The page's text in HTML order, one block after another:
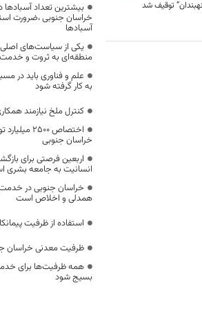
بیشترین تعداد
خراسان جنوبی ،ضرورت
آسبادها
یکی از سیاست‌های
منطقه‌ای به ثروت و
علم و فناوری باید در
به کار گرفته شود
کنترل ملخ نیازمند
اختصاص
خراسان جنوبی
اربعین فرصتی برای
انسانیت به جامعه بشری
خراسان جنوبی در
همدلی و اخلاص است
استفاده از ظرفیت
ظرفیت معدنی خراسان
همه ظرفیت‌ها برای
بسیج شود